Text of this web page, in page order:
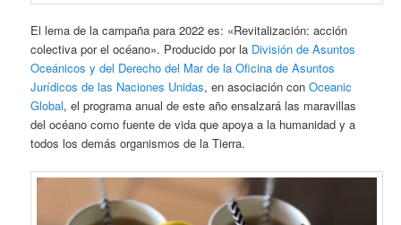
El lema de la campaña para 2022 es: «Revitalización: acción
colectiva por el océano». Producido por la División de Asuntos
Oceánicos y del Derecho del Mar de la Oficina de Asuntos
Jurídicos de las Naciones Unidas, en asociación conOceanic
Global, el programa anual de este año ensalzará las maravillas
del océano como fuente de vida que apoya a la humanidad y a
todos los demás organismos de la Tierra.